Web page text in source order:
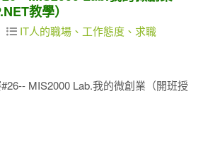
教學）
IT人的職場、工作態度、求職
MIS2000 Lab.我的微創業（開班授